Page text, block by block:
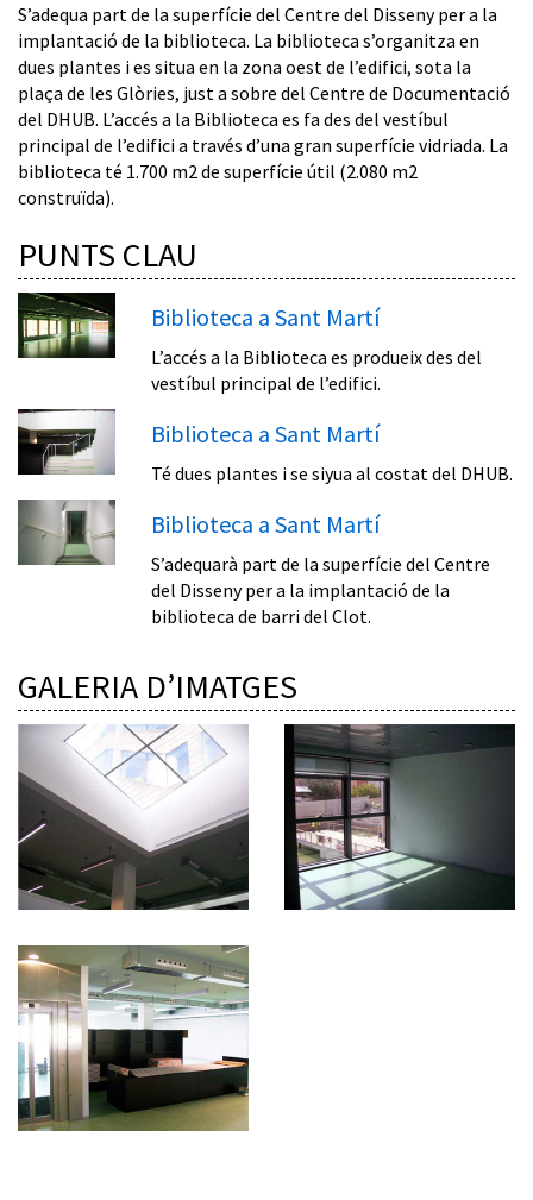
S’adequa part de la superfície del Centre del Disseny per a la
implantació de la biblioteca. La biblioteca s’organitza en
dues plantes i es situa en la zona oest de l’edifici, sota la
plaça de les Glòries, just a sobre del Centre de Documentació
del DHUB. L’accés a la Biblioteca es fa des del vestíbul
principal de l’edifici a través d’una gran superfície vidriada. La
biblioteca té 1.700 m2 de superfície útil (2.080 m2
construïda).
PUNTS CLAU
Biblioteca a Sant Martí
L’accés a la Biblioteca es produeix des del
vestíbul principal de l’edifici.
Biblioteca a Sant Martí
Té dues plantes i se siyua al costat del DHUB.
Biblioteca a Sant Martí
S’adequarà part de la superfície del Centre
del Disseny per a la implantació de la
biblioteca de barri del Clot.
GALERIA D’IMATGES